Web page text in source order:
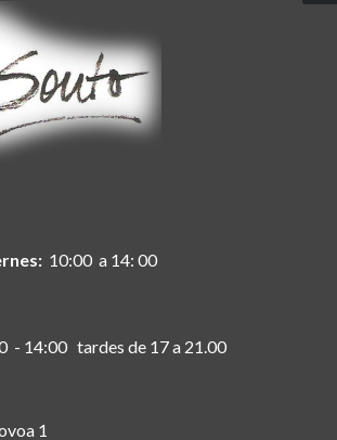
10:00 a 14: 00
- 14:00 tardes de 17 a 21.00
1